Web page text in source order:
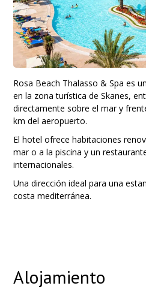
Rosa Beach Thalasso & Spa es
en la zona turística de Skanes,
directamente sobre el mar y
km del aeropuerto.
El hotel ofrece habitaciones
mar o a la piscina y un
internacionales.
Una dirección ideal para una
costa mediterránea.
Alojamiento